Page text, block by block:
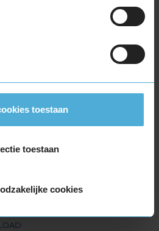
toestaan
toestaan
cookies
RUNFLAT